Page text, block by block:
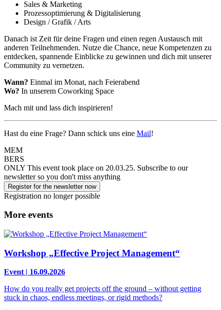
Sales & Marketing
Prozessoptimierung & Digitalisierung
Design / Grafik / Arts
Danach ist Zeit für deine Fragen und einen regen Austausch mit
anderen Teilnehmenden. Nutze die Chance, neue Kompetenzen zu
entdecken, spannende Einblicke zu gewinnen und dich mit unserer
Community zu vernetzen.
Wann? Einmal im Monat, nach Feierabend
Wo? In unserem Coworking Space
Mach mit und lass dich inspirieren!
Hast du eine Frage? Dann schick uns eine Mail!
MEM
BERS
ONLY This event took place on 20.03.25. Subscribe to our
newsletter so you don't miss anything
Register for the newsletter now
Registration no longer possible
More events
Workshop „Effective Project Management“
Event | 16.09.2026
How do you really get projects off the ground – without getting
stuck in chaos, endless meetings, or rigid methods?